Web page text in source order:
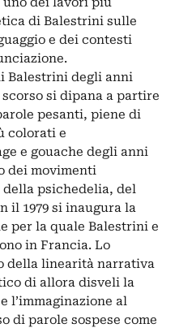
di Balestrini sulle
e dei contesti
Balestrini degli anni
si dipana a partire
pesanti, piene di
colorati e
e gouache degli anni
dei movimenti
psichedelia, del
il 1979 si inaugura la
per la quale Balestrini e
in Francia. Lo
della linearità narrativa
di allora disveli la
l’immaginazione al
di parole sospese come